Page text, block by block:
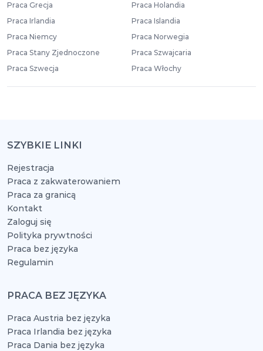
Praca Grecja
Praca Holandia
Praca Irlandia
Praca Islandia
Praca Niemcy
Praca Norwegia
Praca Stany Zjednoczone
Praca Szwajcaria
Praca Szwecja
Praca Włochy
SZYBKIE LINKI
Rejestracja
Praca z zakwaterowaniem
Praca za granicą
Kontakt
Zaloguj się
Polityka prywtności
Praca bez języka
Regulamin
PRACA BEZ JĘZYKA
Praca Austria bez języka
Praca Irlandia bez języka
Praca Dania bez języka